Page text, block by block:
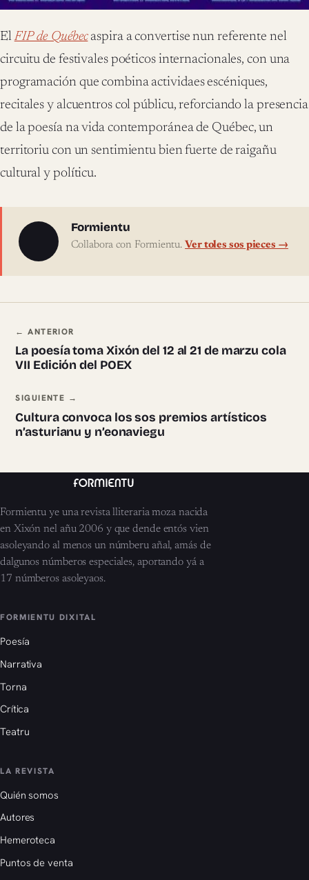
ElFIP de Québecaspira a convertise nun referente nel
circuitu de festivales poéticos internacionales, con una
programación que combina actividaes escéniques,
recitales y alcuentros col públicu, reforciando la presencia
de la poesía na vida contemporánea de Québec, un
territoriu con un sentimientu bien fuerte de raigañu
cultural y políticu.
Sobre l'autor
Formientu
Collabora con Formientu.Ver toles sos pieces →
Navegación ente pieces
← ANTERIOR
La poesía toma Xixón del 12 al 21 de marzu cola
VII Edición del POEX
SIGUIENTE →
Cultura convoca los sos premios artísticos
n’asturianu y n’eonaviegu
Formientu ye una revista lliteraria moza nacida
en Xixón nel añu 2006 y que dende entós vien
asoleyando al menos un númberu añal, amás de
dalgunos númberos especiales, aportando yá a
17 númberos asoleyaos.
FORMIENTU DIXITAL
Poesía
Narrativa
Torna
Crítica
Teatru
LA REVISTA
Quién somos
Autores
Hemeroteca
Puntos de venta